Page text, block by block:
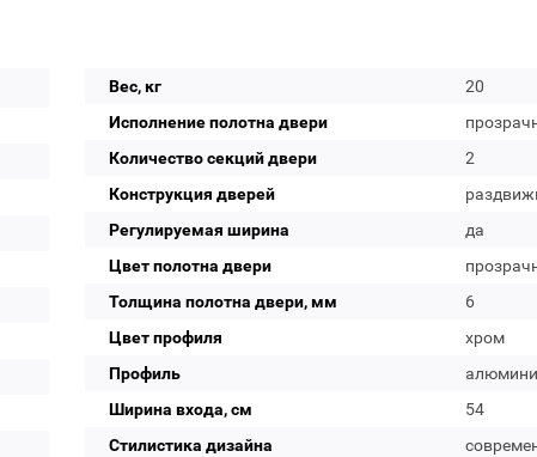
Вес, кг
20
Исполнение полотна двери
Количество секций двери
2
Конструкция дверей
Регулируемая ширина
да
Цвет полотна двери
Толщина полотна двери, мм
6
Цвет профиля
хром
Профиль
Ширина входа, см
54
Стилистика дизайна